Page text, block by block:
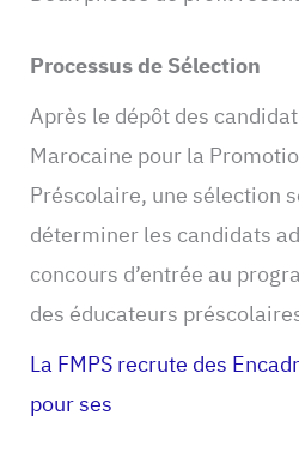
Processus de Sélection
Après le dépôt des
Marocaine pour la
Préscolaire, une sélection
déterminer les candidats
concours d’entrée au
des éducateurs
La FMPS recrute des
pour ses